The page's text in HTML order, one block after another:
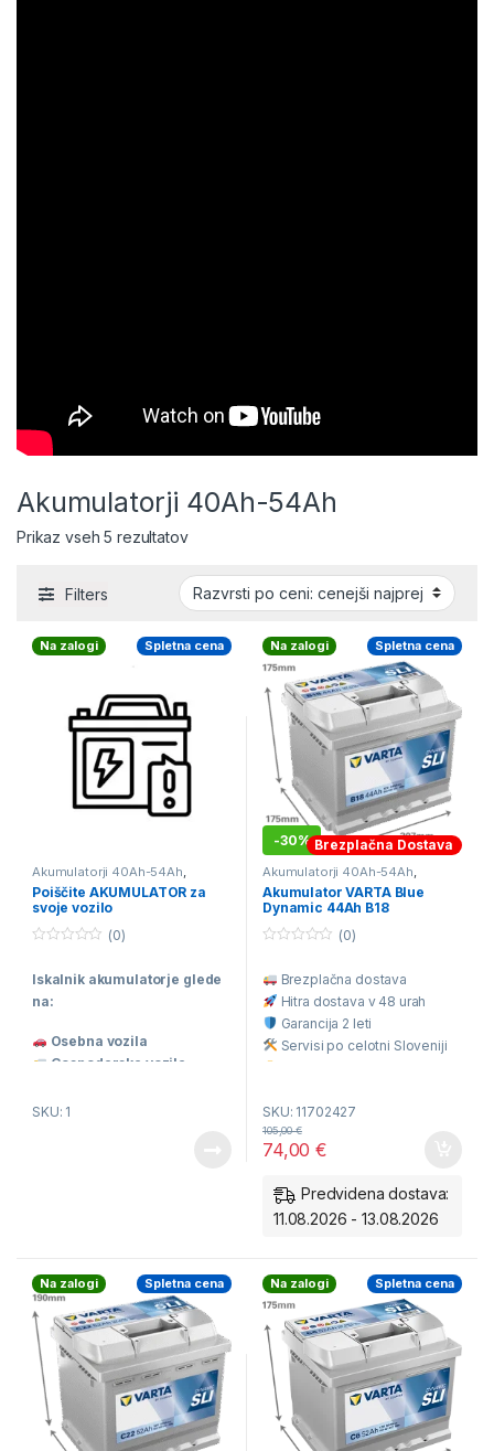
Akumulatorji 40Ah-54Ah
Prikaz vseh 5 rezultatovRazvrščeno po ceni: od najnižje do
Filters
Na zalogi Spletna cena
Akumulatorji 40Ah-54Ah,
Akumulatorji 55Ah-66Ah,
Akumulatorji 70Ah-85Ah,
Akumulatorji 90Ah-110Ah
Akumulatorji VARTA
AKUMULATORJA za vaše vozilo
Start&Stop Akumulatorji 50Ah-
Akumulatorji 90Ah-110Ah
Poiščite AKUMULATOR za
svoje vozilo
u
o
(0)
Iskalnik akumulatorje glede
na:
Osebna vozila
Gospodarska vozila
Številko na imenski tablici
SKU: 1
Na zalogi
-30%
Spletna cena
Brezplačna Dostava
Akumulatorji 40Ah-54Ah,
Akumulatorji Izbor po
Proizvajalcu, Avtomobilski
Akumulatorji
Akumulator VARTA Blue
Dynamic 44Ah B18
u
o
f
5
(0)
Brezplačna dostava
Hitra dostava v 48 urah
Garancija 2 leti
Servisi po celotni Sloveniji
SKU: 11702427
74,00€
105,00€
Predvidena dostava:
11.08.2026 - 13.08.2026
Na zalogi Spletna cena Na zalogi Spletna cena